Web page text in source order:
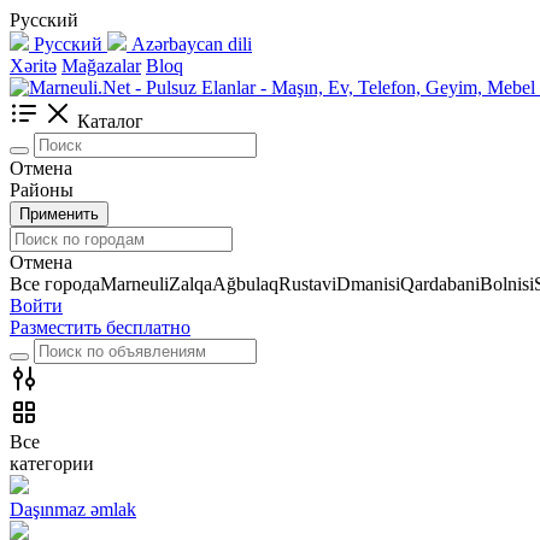
Русский
Русский
Azərbaycan dili
Xəritə Mağazalar Bloq
Каталог
Отмена
Районы
Применить
Отмена
Все городаMarneuliZalqaAğbulaqRustaviDmanisiQardabaniBolnisi
Войти
Разместить бесплатно
Все
категории
Daşınmaz əmlak